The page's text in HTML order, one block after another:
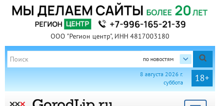
ООО "Регион центр", ИНН 4817003180
по новостям
18+
8 августа 2026 г.
суббота